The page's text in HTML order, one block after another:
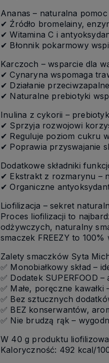
Ananas – naturalna
✔ Źródło bromelainy,
✔ Witamina C i
✔ Błonnik pokarmowy
Karczoch – wsparcie dla
✔ Cynaryna wspomaga
✔ Działanie
✔ Naturalne prebiotyki
Inulina z cykorii –
✔ Sprzyja rozwojowi
✔ Reguluje poziom cukru
✔ Poprawia przyswajanie
Dodatkowe składniki
✔ Ekstrakt z rozmarynu –
✔ Organiczne
Liofilizacja – sekret
Proces liofilizacji to
odżywczych, naturalny
smaczek FREEZY to
Zalety smaczków Syta
✅ Monobiałkowy skład –
✅ Dodatek SUPERFOOD
✅ Małe, poręczne
✅ Bez sztucznych
✅ BEZ konserwantów,
✅ Nie brudzą rąk –
W 40 g produktu
Kaloryczność: 492 kcal/